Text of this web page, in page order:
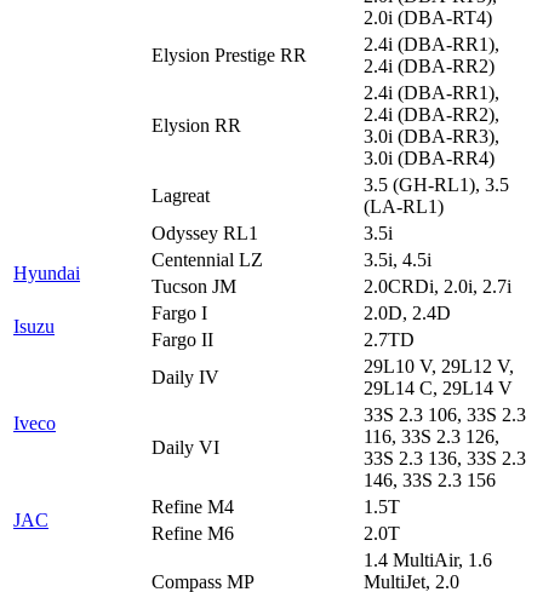
2.0i (DBA-RT4)
Elysion Prestige RR
2.4i (DBA-RR1),
2.4i (DBA-RR2)
Elysion RR
2.4i (DBA-RR1),
2.4i (DBA-RR2),
3.0i (DBA-RR3),
3.0i (DBA-RR4)
Lagreat
3.5 (GH-RL1), 3.5
(LA-RL1)
Odyssey RL1
3.5i
Hyundai
Centennial LZ
3.5i, 4.5i
Tucson JM
2.0CRDi, 2.0i, 2.7i
Isuzu
Fargo I
2.0D, 2.4D
Fargo II
2.7TD
Iveco
Daily IV
29L10 V, 29L12 V,
29L14 C, 29L14 V
Daily VI
33S 2.3 106, 33S 2.3
116, 33S 2.3 126,
33S 2.3 136, 33S 2.3
146, 33S 2.3 156
JAC
Refine M4
1.5T
Refine M6
2.0T
Compass MP
1.4 MultiAir, 1.6
MultiJet, 2.0